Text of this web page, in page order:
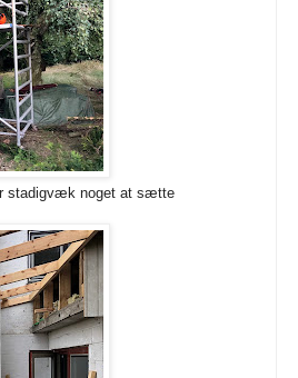
stadigvæk noget at sætte